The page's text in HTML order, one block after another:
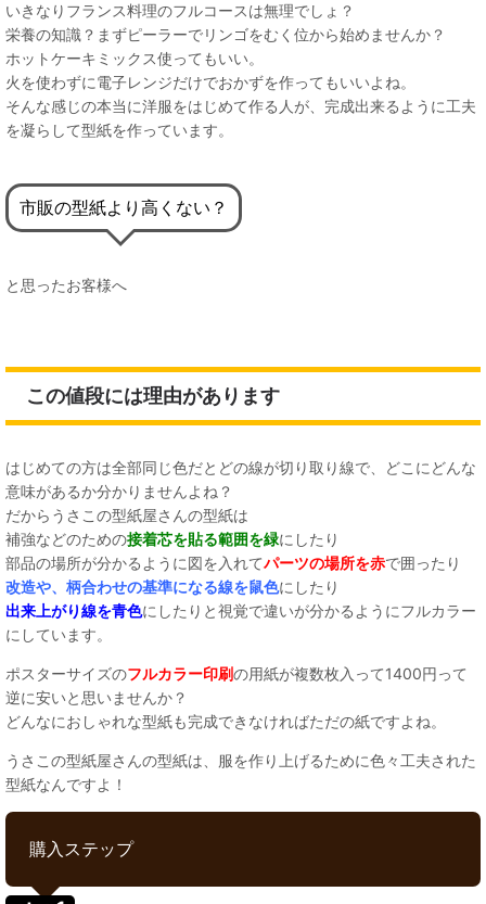
いきなりフランス料理のフルコースは無理でしょ？
栄養の知識？まずピーラーでリンゴをむく位から始めませんか？
ホットケーキミックス使ってもいい。
火を使わずに電子レンジだけでおかずを作ってもいいよね。
そんな感じの本当に洋服をはじめて作る人が、完成出来るように工夫
を凝らして型紙を作っています。
市販の型紙より高くない？
と思ったお客様へ
この値段には理由があります
はじめての方は全部同じ色だとどの線が切り取り線で、どこにどんな
意味があるか分かりませんよね？
だからうさこの型紙屋さんの型紙は
補強などのための接着芯を貼る範囲を緑にしたり
部品の場所が分かるように図を入れてパーツの場所を赤で囲ったり
改造や、柄合わせの基準になる線を鼠色にしたり
出来上がり線を青色にしたりと視覚で違いが分かるようにフルカラー
にしています。
ポスターサイズのフルカラー印刷の用紙が複数枚入って1400円って
逆に安いと思いませんか？
どんなにおしゃれな型紙も完成できなければただの紙ですよね。
うさこの型紙屋さんの型紙は、服を作り上げるために色々工夫された
型紙なんですよ！
購入ステップ